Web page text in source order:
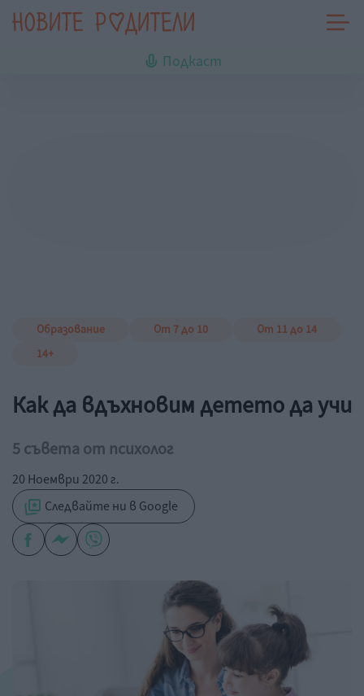
Подкаст
Образование От 7 до 10
От 11 до 14
14+
Как да вдъхновим детето да учи
5 съвета от психолог
20 Ноември 2020 г.
Следвайте ни в Google